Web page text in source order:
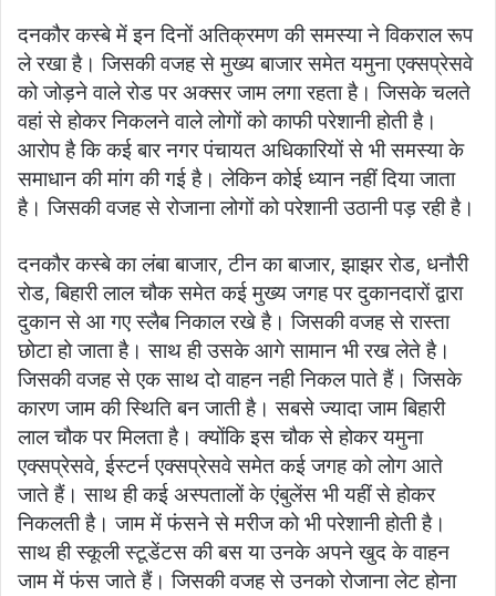
दनकौर कस्बे में इन दिनों अतिक्रमण की समस्या ने विकराल रूप
ले रखा है। जिसकी वजह से मुख्य बाजार समेत यमुना एक्सप्रेसवे
को जोड़ने वाले रोड पर अक्सर जाम लगा रहता है। जिसके चलते
वहां से होकर निकलने वाले लोगों को काफी परेशानी होती है।
आरोप है कि कई बार नगर पंचायत अधिकारियों से भी समस्या के
समाधान की मांग की गई है। लेकिन कोई ध्यान नहीं दिया जाता
है। जिसकी वजह से रोजाना लोगों को परेशानी उठानी पड़ रही है।
दनकौर कस्बे का लंबा बाजार, टीन का बाजार, झाझर रोड, धनौरी
रोड, बिहारी लाल चौक समेत कई मुख्य जगह पर दुकानदारों द्वारा
दुकान से आ गए स्लैब निकाल रखे है। जिसकी वजह से रास्ता
छोटा हो जाता है। साथ ही उसके आगे सामान भी रख लेते है।
जिसकी वजह से एक साथ दो वाहन नही निकल पाते हैं। जिसके
कारण जाम की स्थिति बन जाती है। सबसे ज्यादा जाम बिहारी
लाल चौक पर मिलता है। क्योंकि इस चौक से होकर यमुना
एक्सप्रेसवे, ईस्टर्न एक्सप्रेसवे समेत कई जगह को लोग आते
जाते हैं। साथ ही कई अस्पतालों के एंबुलेंस भी यहीं से होकर
निकलती है। जाम में फंसने से मरीज को भी परेशानी होती है।
साथ ही स्कूली स्टूडेंटस की बस या उनके अपने खुद के वाहन
जाम में फंस जाते हैं। जिसकी वजह से उनको रोजाना लेट होना